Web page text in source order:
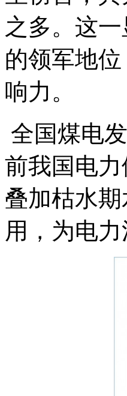
之多。这
的领军地
响力。
全国煤电
前我国电
叠加枯水
用，为电